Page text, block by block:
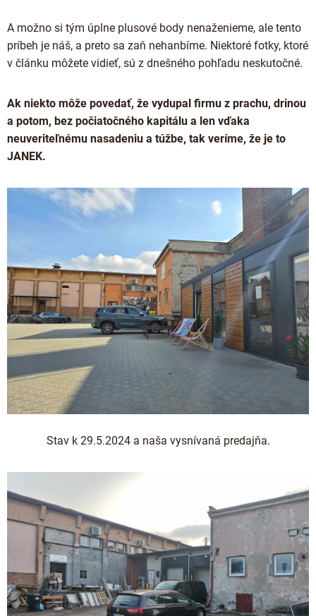
Raňajkové kaše
Káva - Coffeespot
Doplnkový predaj
Späť do školy
Darčekové poukážky
Exkluzívne (limitované) spolupráce
Kakaové nibsy
Kokosový cukor
Čokoláda na ďalšie spracovanie
A možno si tým úplne plusové body nenaženieme, ale tento
príbeh je náš, a preto sa zaň nehanbíme. Niektoré fotky, ktoré
v článku môžete vidieť, sú z dnešného pohľadu neskutočné.
Ak niekto môže povedať, že vydupal firmu z prachu, drinou
a potom, bez počiatočného kapitálu a len vďaka
neuveriteľnému nasadeniu a túžbe, tak veríme, že je to
JANEK.
Stav k 29.5.2024 a naša vysnívaná predajňa.